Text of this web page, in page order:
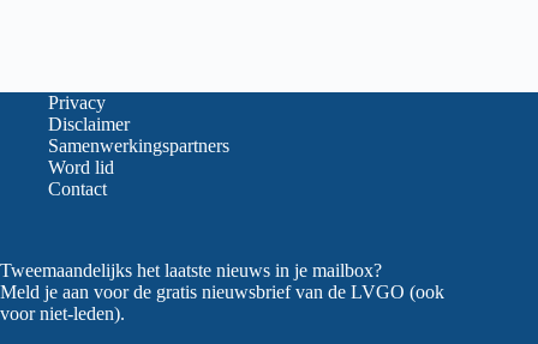
Privacy
Disclaimer
Samenwerkingspartners
Word lid
Contact
Tweemaandelijks het laatste nieuws in je mailbox?
Meld je aan voor de gratis nieuwsbrief van de LVGO (ook
voor niet-leden).